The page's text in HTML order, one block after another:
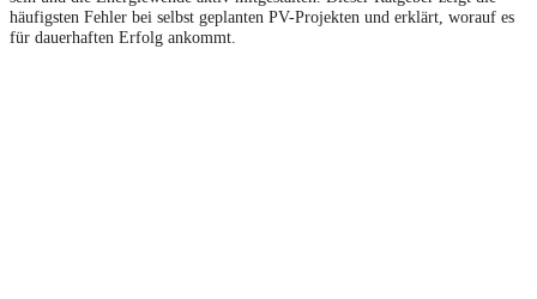
häufigsten Fehler bei selbst geplanten PV-Projekten und erklärt, worauf es
für dauerhaften Erfolg ankommt.